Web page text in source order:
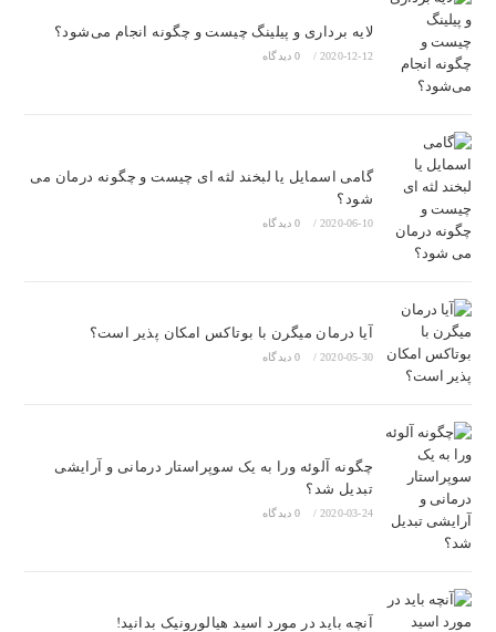
لایه برداری و پیلینگ چیست و چگونه انجام می‌شود؟
2020-12-12
/ 0 دیدگاه
گامی اسمایل یا لبخند لثه ای چیست و چگونه درمان می
شود؟
2020-06-10
/ 0 دیدگاه
آیا درمان میگرن با بوتاکس امکان پذیر است؟
2020-05-30
/ 0 دیدگاه
چگونه آلوئه ورا به یک سوپراستار درمانی و آرایشی
تبدیل شد؟
2020-03-24
/ 0 دیدگاه
آنچه باید در مورد اسید هیالورونیک بدانید!